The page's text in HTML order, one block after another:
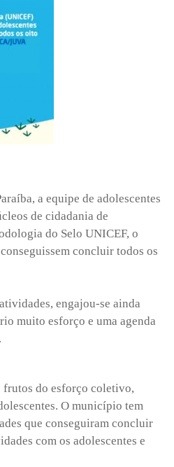
a equipe de adolescentes
de cidadania de
do Selo UNICEF, o
concluir todos os
engajou-se ainda
muito esforço e uma agenda
frutos do esforço coletivo,
O município tem
que conseguiram concluir
com os adolescentes e